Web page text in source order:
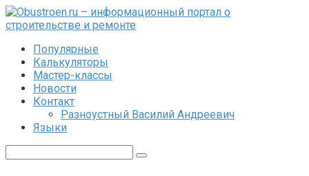
Перейти
к
Популярные
Калькуляторы
Мастер-классы
Новости
Контакт
Разноустный Василий Андреевич
Языки